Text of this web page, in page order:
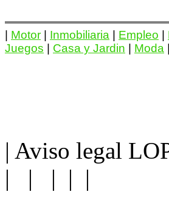
Motor Inmobiliaria Empleo
Juegos
Casa y Jardin Moda
| Aviso legal
| | | | |